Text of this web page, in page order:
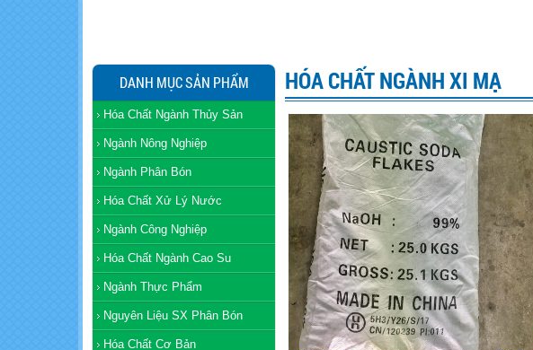
DANH MỤC SẢN PHẨM
Hóa Chất Ngành Thủy Sản
Ngành Nông Nghiệp
Ngành Phân Bón
Hóa Chất Xử Lý Nước
Ngành Công Nghiệp
Hóa Chất Ngành Cao Su
Ngành Thực Phẩm
Nguyên Liệu SX Phân Bón
Hóa Chất Cơ Bản
HÓA CHẤT NGÀNH XI MẠ